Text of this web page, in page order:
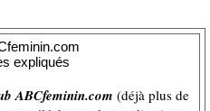
ABCfeminin.com (déjà plus de